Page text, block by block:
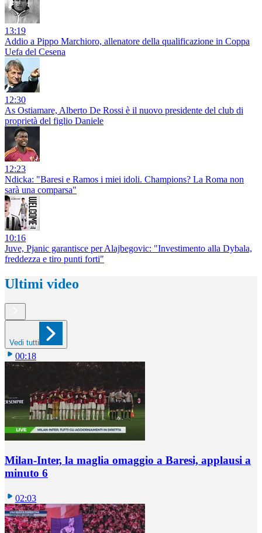
13:19
Addio a Pippo Marchioro, allenatore della qualificazione in Coppa
Uefa del Cesena
12:30
As Ostiamare, Alberto De Rossi è il nuovo presidente del club di
proprietà del figlio Daniele
12:23
Ndicka: "Baresi e Ramos i miei idoli. Champions? La Roma non
sarà una comparsa"
10:16
Juve, Pjanic garantisce per Alajbegovic: "Investimento alla Dybala,
freddezza e tiro punti forti"
Ultimi video
Vedi tutti
00:18
Milan-Inter, la maglia omaggio a Baresi, applausi a
minuto 6
02:03